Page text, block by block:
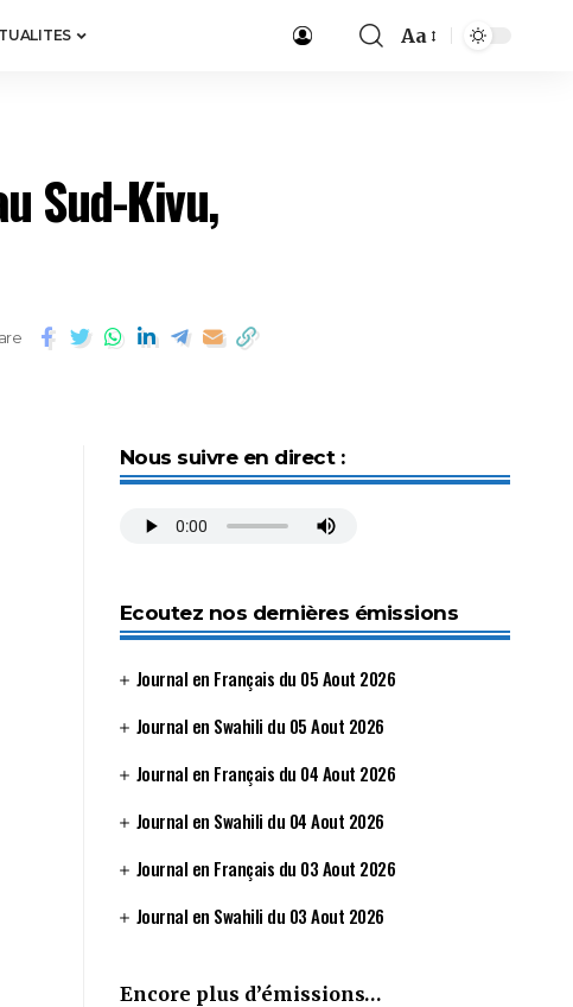
Aa
Sud-Kivu,
Nous suivre en direct :
Ecoutez nos dernières émissions
Journal en Français du 05 Aout 2026
Journal en Swahili du 05 Aout 2026
Journal en Français du 04 Aout 2026
Journal en Swahili du 04 Aout 2026
Journal en Français du 03 Aout 2026
Journal en Swahili du 03 Aout 2026
Encore plus d’émissions…